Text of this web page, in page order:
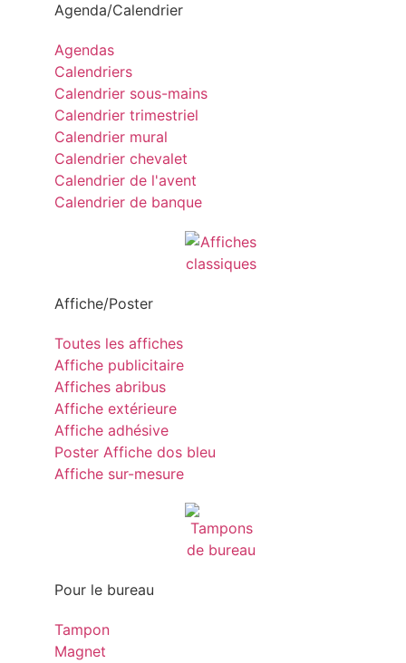
Agenda/Calendrier
Agendas
Calendriers
Calendrier sous-mains
Calendrier trimestriel
Calendrier mural
Calendrier chevalet
Calendrier de l'avent
Calendrier de banque
Affiche/Poster
Toutes les affiches
Affiche publicitaire
Affiches abribus
Affiche extérieure
Affiche adhésive
Poster Affiche dos bleu
Affiche sur-mesure
Pour le bureau
Tampon
Magnet